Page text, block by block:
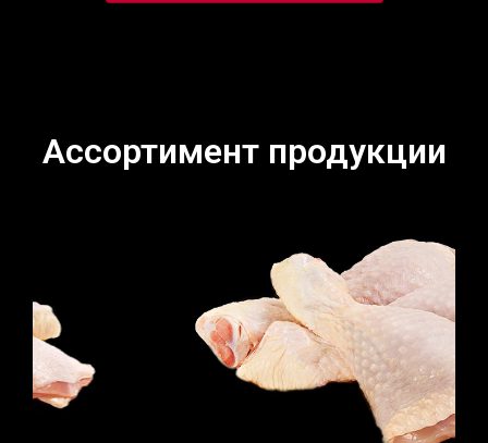
Ассортимент продукции